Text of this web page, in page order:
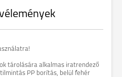
tárolására alkalmas iratrendező
PP borítás, belül fehér